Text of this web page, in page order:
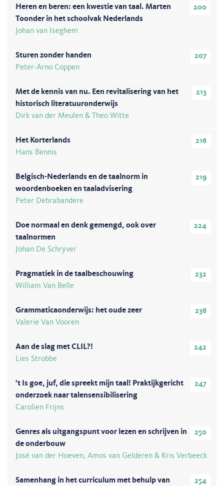
200
Heren en beren: een kwestie van taal. Marten
Toonder in het schoolvak Nederlands
Johan van Iseghem
207
Sturen zonder handen
Peter-Arno Coppen
213
Met de kennis van nu. Een revitalisering van het
historisch literatuuronderwijs
Dirk van der Meulen & Theo Witte
216
Het Korterlands
Hans Bennis
219
Belgisch-Nederlands en de taalnorm in
woordenboeken en taaladvisering
Peter Debrabandere
224
Doe normaal en denk gemengd, ook over
taalnormen
Johan De Schryver
232
Pragmatiek in de taalbeschouwing
William Van Belle
236
Grammaticaonderwijs: het oude zeer
Valerie Van Vooren
242
Aan de slag met CLIL?!
Lies Strobbe
247
’t Is goe, juf, die spreekt mijn taal! Praktijkgericht
onderzoek naar talensensibilisering
Carolien Frijns
250
Genres als uitgangspunt voor lezen en schrijven in
de onderbouw
José van der Hoeven, Amos van Gelderen & Kris Verbeeck
254
Samenhang in het curriculum met behulp van